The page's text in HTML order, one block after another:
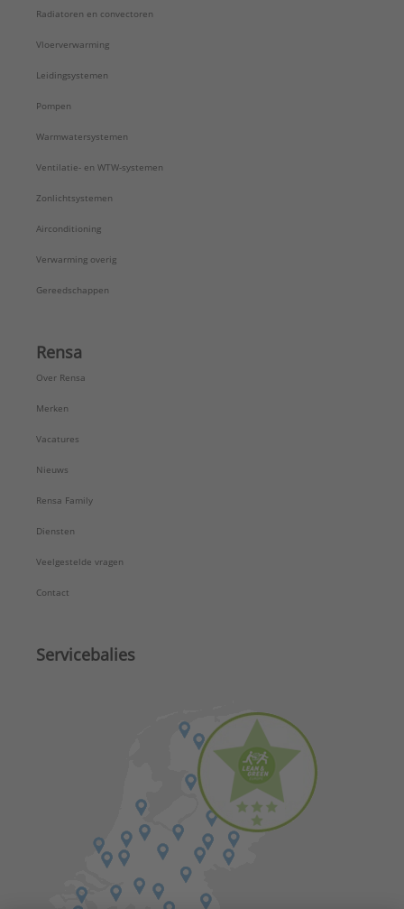
Radiatoren en convectoren
Vloerverwarming
Leidingsystemen
Pompen
Warmwatersystemen
Ventilatie- en WTW-systemen
Zonlichtsystemen
Airconditioning
Verwarming overig
Gereedschappen
Rensa
Over Rensa
Merken
Vacatures
Nieuws
Rensa Family
Diensten
Veelgestelde vragen
Contact
Servicebalies